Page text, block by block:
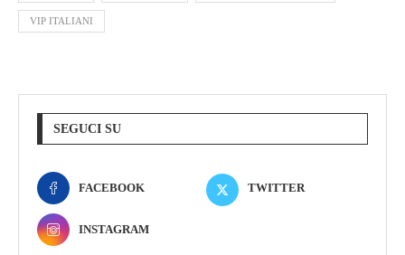
VIP ITALIANI
SEGUCI SU
FACEBOOK TWITTER
INSTAGRAM